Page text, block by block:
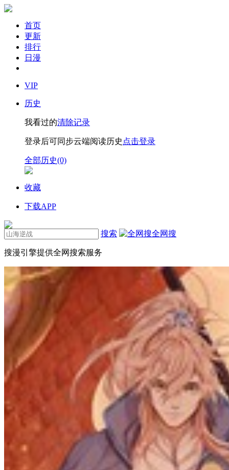
首页
更新
排行
日漫
VIP
历史
我看过的清除记录
登录后可同步云端阅读历史 点击登录
全部历史(0)
收藏
下载APP
搜索 全网搜
搜漫引擎提供全网搜索服务